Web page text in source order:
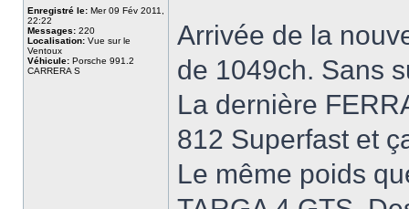
Enregistré le: Mer 09 Fév 2011,
22:22
Messages: 220
Localisation: Vue sur le
Ventoux
Véhicule: Porsche 991.2
CARRERA S
Arrivée de la
de 1049ch. Sans
La dernière
812 Superfast et
Le même poids